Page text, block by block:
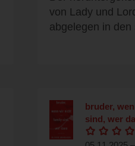
von Lady und
abgelegen in den
bruder,
sind, wer